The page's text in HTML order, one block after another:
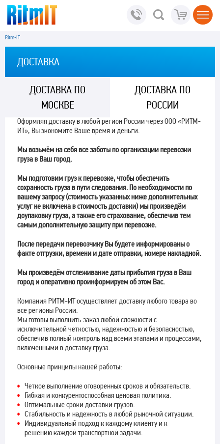
Ritm-IT
ДОСТАВКА
ДОСТАВКА ПО
МОСКВЕ
ДОСТАВКА ПО
РОССИИ
Оформляя доставку в любой регион России через ООО «РИТМ-
ИТ», Вы экономите Ваше время и деньги.
Мы возьмём на себя все заботы по организации перевозки
груза в Ваш город.
Мы подготовим груз к перевозке, чтобы обеспечить
сохранность груза в пути следования. По необходимости по
вашему запросу (стоимость указанных ниже дополнительных
услуг не включена в стоимость доставки) мы произведём
доупаковку груза, а также его страхование, обеспечив тем
самым дополнительную защиту при перевозке.
После передачи перевозчику Вы будете информированы о
факте отгрузки, времени и дате отправки, номере накладной.
Мы произведём отслеживание даты прибытия груза в Ваш
город и оперативно проинформируем об этом Вас.
Компания РИТМ-ИТ осуществляет доставку любого товара во
все регионы России.
Мы готовы выполнить заказ любой сложности с
исключительной четкостью, надежностью и безопасностью,
обеспечив полный контроль над всеми этапами и процессами,
включенными в доставку груза.
Основные принципы нашей работы:
Четкое выполнение оговоренных сроков и обязательств.
Гибкая и конкурентоспособная ценовая политика.
Оптимальные сроки доставки грузов.
Стабильность и надежность в любой рыночной ситуации.
Индивидуальный подход к каждому клиенту и к
решению каждой транспортной задачи.